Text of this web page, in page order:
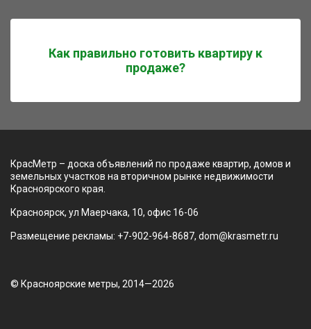
Как правильно готовить квартиру к
продаже?
КрасМетр – доска объявлений по продаже квартир, домов и
земельных участков на вторичном рынке недвижимости
Красноярского края.
Красноярск, ул Маерчака, 10, офис 16-06
Размещение рекламы: +7-902-964-8687, dom@krasmetr.ru
© Красноярские метры, 2014—2026